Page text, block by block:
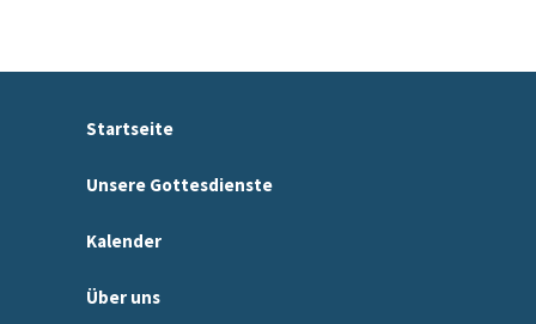
Startseite
Unsere Gottesdienste
Kalender
Über uns